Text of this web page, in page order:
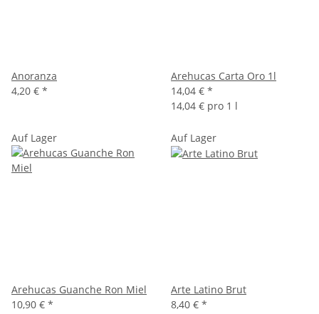
Anoranza
4,20 € *
Arehucas Carta Oro 1l
14,04 € *
14,04 € pro 1 l
Auf Lager
Arehucas Guanche Ron Miel
10,90 € *
Auf Lager
Arte Latino Brut
8,40 € *